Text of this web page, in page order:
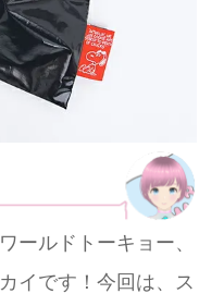
ールドトーキョー、
イです！今回は、ス